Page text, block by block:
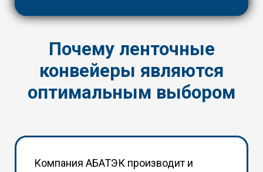
Почему ленточные
конвейеры являются
оптимальным выбором
Компания АБАТЭК производит и